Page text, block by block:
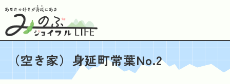
の
す
（空き家）身延町常葉No.2